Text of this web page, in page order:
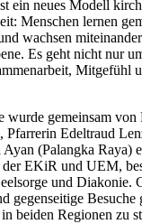
ein neues Modell
Menschen lernen
wachsen
Es geht nicht nur
Mitgefühl
wurde gemeinsam von
Edeltraud
Ayan (Palangka Raya)
EKiR und UEM,
und Diakonie.
gegenseitige Besuche
beiden Regionen zu